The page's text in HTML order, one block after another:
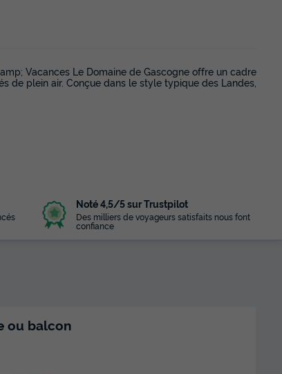
Vacances Le Domaine de Gascogne offre un cadre
de plein air. Conçue dans le style typique des Landes,
Noté 4,5/5 sur Trustpilot
Des milliers de voyageurs satisfaits nous font
confiance
ou balcon